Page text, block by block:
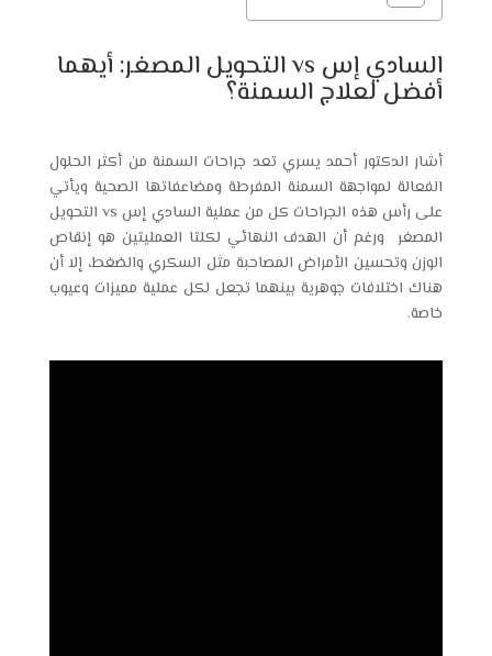
السادي إس vs التحويل المصغر: أيهما
أفضل لعلاج السمنة؟
أشار الدكتور أحمد يسري تعد جراحات السمنة من أكثر الحلول
الفعالة لمواجهة السمنة المفرطة ومضاعفاتها الصحية ويأتي
على رأس هذه الجراحات كل من عملية السادي إس vs التحويل
المصغر ورغم أن الهدف النهائي لكلتا العمليتين هو إنقاص
الوزن وتحسين الأمراض المصاحبة مثل السكري والضغط، إلا أن
هناك اختلافات جوهرية بينهما تجعل لكل عملية مميزات وعيوب
خاصة.